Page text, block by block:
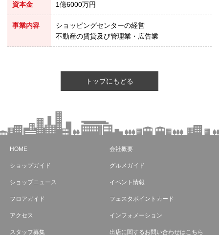
資本金 1億6000万円
事業内容
ショッピングセンターの経営
不動産の賃貸及び管理業・広告業
トップにもどる
HOME 会社概要
ショップガイド グルメガイド
ショップニュース イベント情報
フロアガイド フェスタポイントカード
アクセス インフォメーション
スタッフ募集 出店に関するお問い合わせはこちら